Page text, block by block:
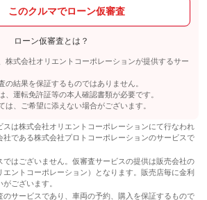
このクルマでローン仮審査
ローン仮審査とは？
株式会社オリエントコーポレーションが提供するサー
の結果を保証するものではありません。
、運転免許証等の本人確認書類が必要です。
は、ご希望に添えない場合がございます。
は株式会社オリエントコーポレーションにて行なわれ
社である株式会社プロトコーポレーションのサービスで
はございません。仮審査サービスの提供は販売会社の
ントコーポレーション）となります。販売店毎に金利
ございます。
サービスであり、車両の予約、購入を保証するもので